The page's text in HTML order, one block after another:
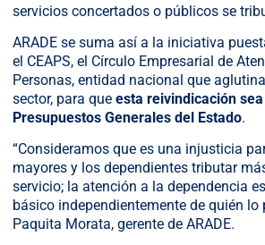
servicios concertados o públicos se
ARADE se suma así a la iniciativa
el CEAPS, el Círculo Empresarial de
Personas, entidad nacional que
sector, para que esta reivindicación
Presupuestos Generales del Estado.
“Consideramos que es una injusticia
mayores y los dependientes tributar
servicio; la atención a la dependencia
básico independientemente de quién lo
Paquita Morata, gerente de ARADE.